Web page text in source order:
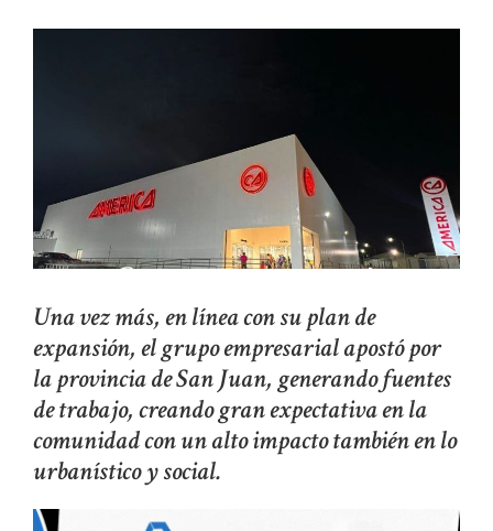
Una vez más, en línea con su plan de
expansión, el grupo empresarial apostó por
la provincia de San Juan, generando fuentes
de trabajo, creando gran expectativa en la
comunidad con un alto impacto también en lo
urbanístico y social.